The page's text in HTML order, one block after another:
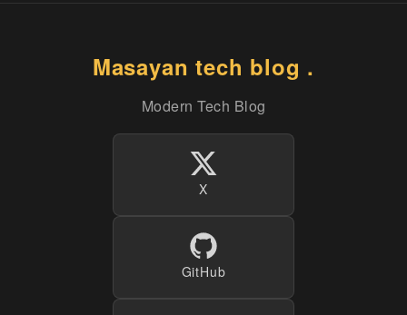
Masayan tech blog .
Modern Tech Blog
X
GitHub